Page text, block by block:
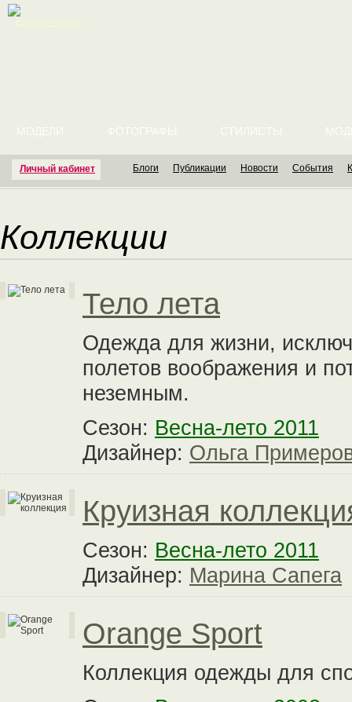
Личный кабинет
МОДЕЛИ ФОТОГРАФЫ СТИЛИСТЫ
Блоги Публикации Новости События
Коллекции
Тело лета
Одежда для жизни,
полетов воображения и
неземным.
Сезон: Весна-лето 2011
Дизайнер: Ольга
Круизная
Сезон: Весна-лето 2011
Дизайнер: Марина Сапега
Orange Sport
Коллекция одежды для